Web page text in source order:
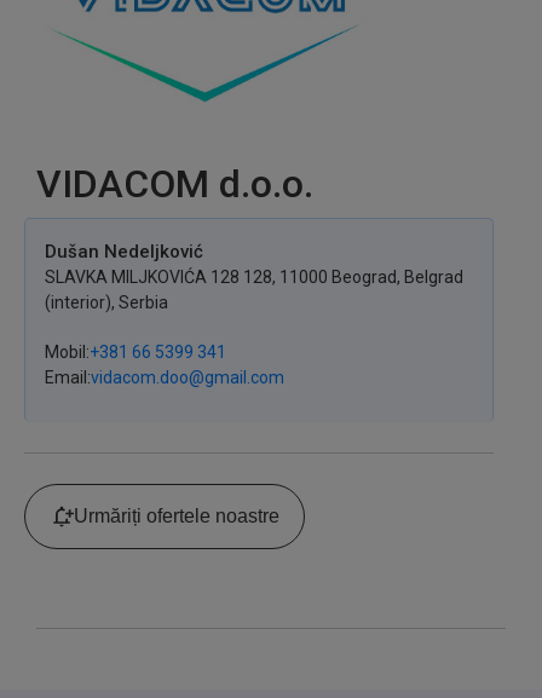
VIDACOM d.o.o.
Dušan Nedeljković
SLAVKA MILJKOVIĆA 128 128, 11000 Beograd, Belgrad
(interior), Serbia
Mobil +381 66 5399 341
Email vidacom.doo@gmail.com
Urmăriți ofertele noastre